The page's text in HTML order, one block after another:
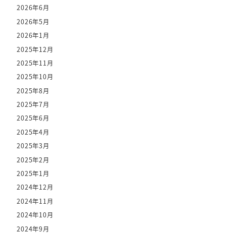
2026年6月
2026年5月
2026年1月
2025年12月
2025年11月
2025年10月
2025年8月
2025年7月
2025年6月
2025年4月
2025年3月
2025年2月
2025年1月
2024年12月
2024年11月
2024年10月
2024年9月